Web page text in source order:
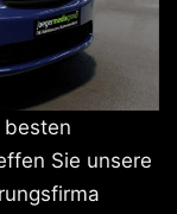
besten
Sie unsere